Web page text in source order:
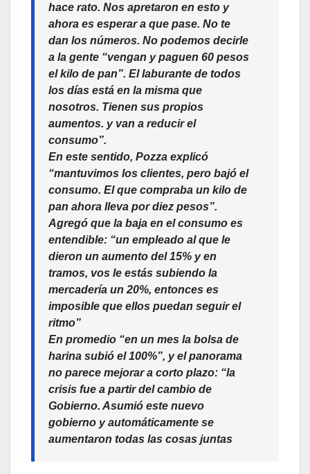
hace rato. Nos apretaron en esto y
ahora es esperar a que pase. No te
dan los números. No podemos decirle
a la gente “vengan y paguen 60 pesos
el kilo de pan”. El laburante de todos
los días está en la misma que
nosotros. Tienen sus propios
aumentos. y van a reducir el
consumo”.
En este sentido, Pozza explicó
“mantuvimos los clientes, pero bajó el
consumo. El que compraba un kilo de
pan ahora lleva por diez pesos”.
Agregó que la baja en el consumo es
entendible: “un empleado al que le
dieron un aumento del 15% y en
tramos, vos le estás subiendo la
mercadería un 20%, entonces es
imposible que ellos puedan seguir el
ritmo”
En promedio “en un mes la bolsa de
harina subió el 100%”, y el panorama
no parece mejorar a corto plazo: “la
crisis fue a partir del cambio de
Gobierno. Asumió este nuevo
gobierno y automáticamente se
aumentaron todas las cosas juntas